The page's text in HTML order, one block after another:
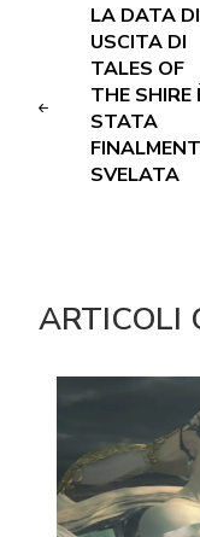
LA DATA DI
USCITA DI
TALES OF
THE SHIRE
STATA
SVELATA
ARTICOLI